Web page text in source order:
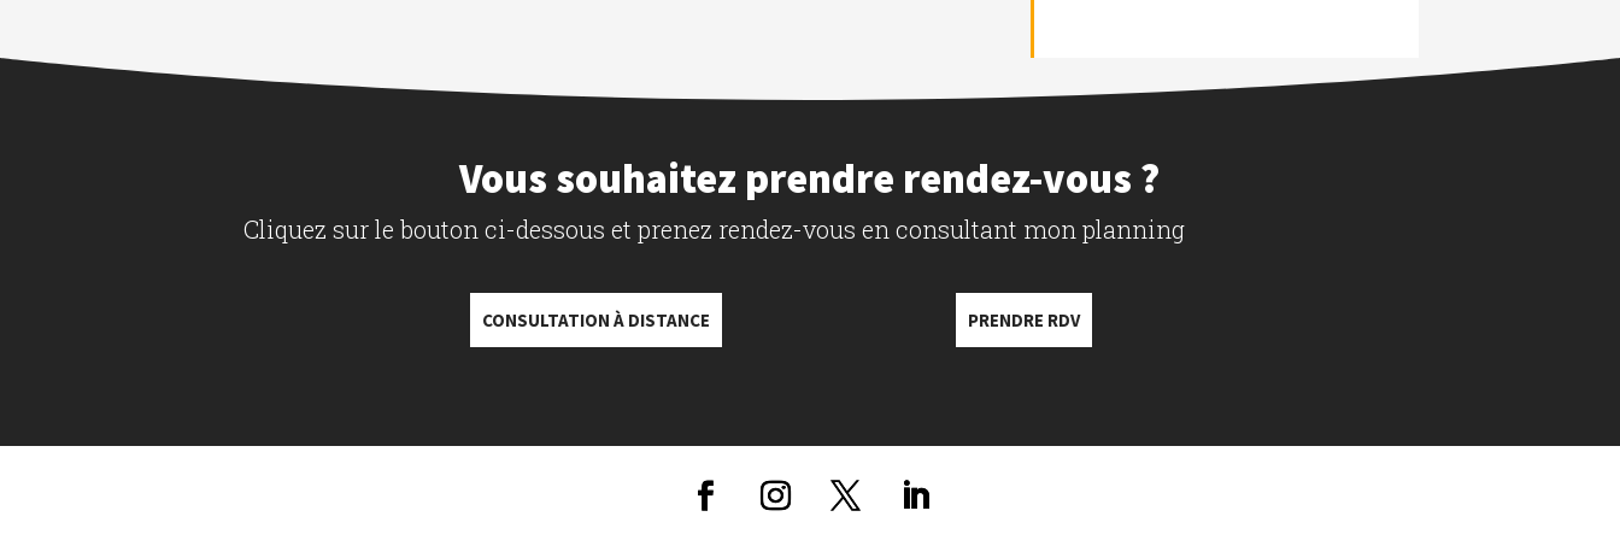
Vous souhaitez prendre rendez-vous ?
Cliquez sur le bouton ci-dessous et prenez rendez-vous en consultant mon planning
CONSULTATION À DISTANCE PRENDRE RDV